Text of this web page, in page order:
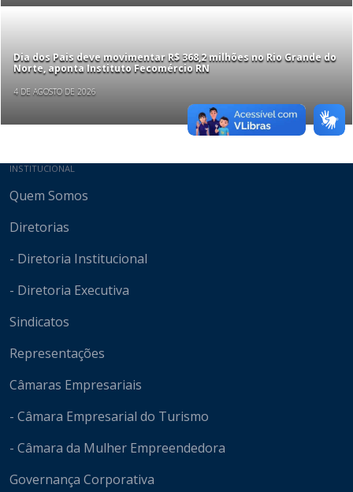
Dia dos Pais deve movimentar R$ 368,2 milhões no Rio Grande do
Norte, aponta Instituto Fecomércio RN
4 DE AGOSTO DE 2026
Mapa do site
INSTITUCIONAL
Quem Somos
Diretorias
- Diretoria Institucional
- Diretoria Executiva
Sindicatos
Representações
Câmaras Empresariais
- Câmara Empresarial do Turismo
- Câmara da Mulher Empreendedora
Governança Corporativa